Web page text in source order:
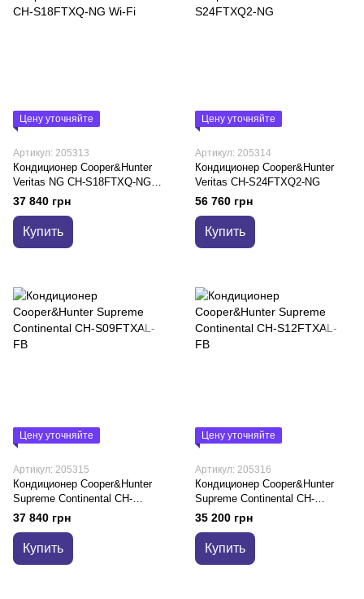
Цену уточняйте
Артикул: 205313
Кондиционер Cooper&Hunter
Veritas NG CH-S18FTXQ-NG
Wi-Fi
37 840 грн
Купить
Цену уточняйте
Артикул: 205314
Кондиционер Cooper&Hunter
Veritas CH-S24FTXQ2-NG
56 760 грн
Купить
Цену уточняйте
Артикул: 205315
Кондиционер Cooper&Hunter
Supreme Continental CH-
S09FTXAL-FB
37 840 грн
Купить
Цену уточняйте
Артикул: 205316
Кондиционер Cooper&Hunter
Supreme Continental CH-
S12FTXAL-FB
35 200 грн
Купить